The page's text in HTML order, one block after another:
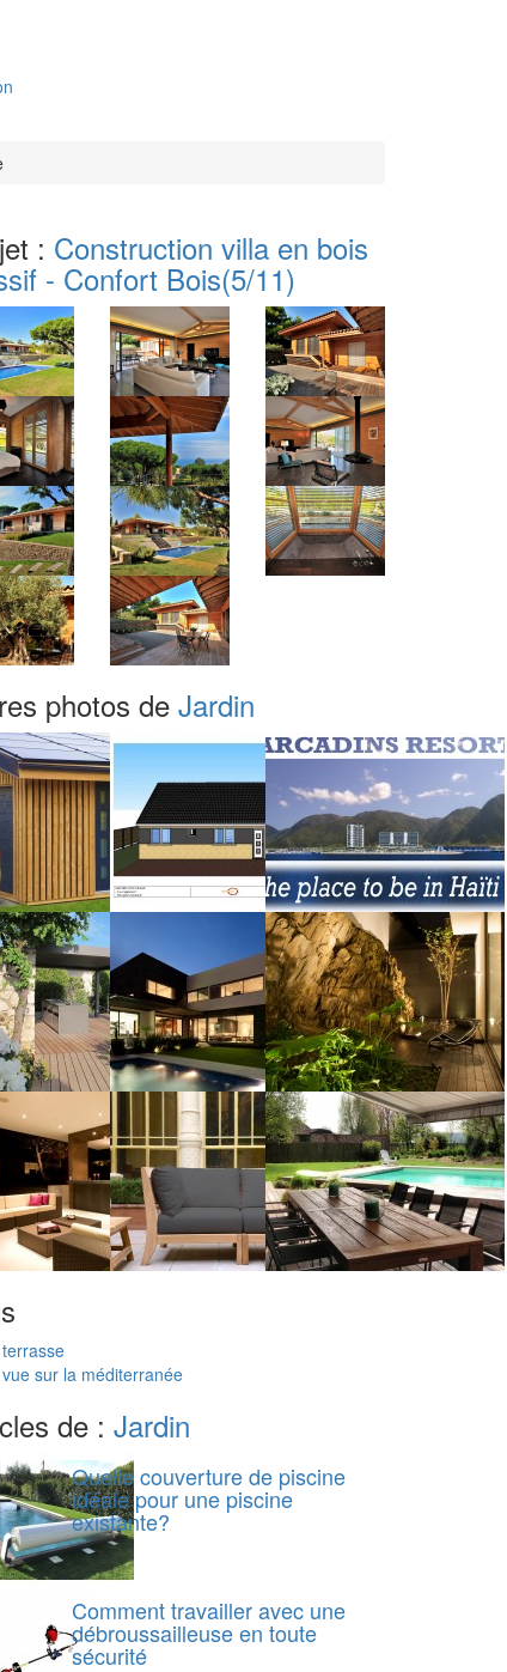
: Construction villa en bois
- Confort Bois(5/11)
photos de Jardin
terrasse
vue sur la méditerranée
de : Jardin
Quelle couverture de piscine
idéale pour une piscine
existante?
Comment travailler avec une
débroussailleuse en toute
sécurité